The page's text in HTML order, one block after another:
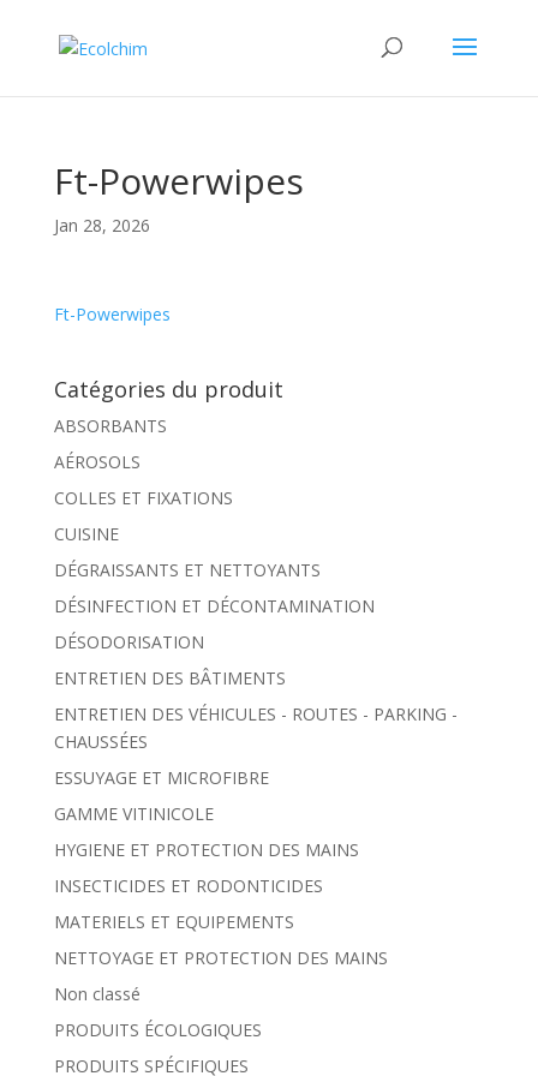
Ft-Powerwipes
Jan 28, 2026
Ft-Powerwipes
Catégories du produit
ABSORBANTS
AÉROSOLS
COLLES ET FIXATIONS
CUISINE
DÉGRAISSANTS ET NETTOYANTS
DÉSINFECTION ET DÉCONTAMINATION
DÉSODORISATION
ENTRETIEN DES BÂTIMENTS
ENTRETIEN DES VÉHICULES - ROUTES - PARKING -
CHAUSSÉES
ESSUYAGE ET MICROFIBRE
GAMME VITINICOLE
HYGIENE ET PROTECTION DES MAINS
INSECTICIDES ET RODONTICIDES
MATERIELS ET EQUIPEMENTS
NETTOYAGE ET PROTECTION DES MAINS
Non classé
PRODUITS ÉCOLOGIQUES
PRODUITS SPÉCIFIQUES